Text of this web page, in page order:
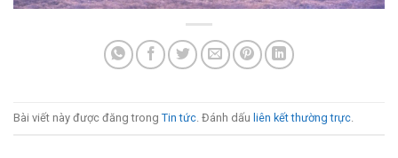
Bài viết này được đăng trong Tin tức . Đánh dấu liên kết thường trực